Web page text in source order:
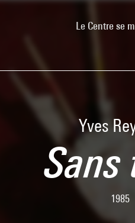
Le Centre se
Yves
1985